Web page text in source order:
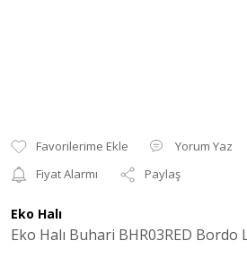
Yorum Yaz
Fiyat Alarmı
Paylaş
Eko Halı
Eko Halı Buhari BHR03RED Bordo